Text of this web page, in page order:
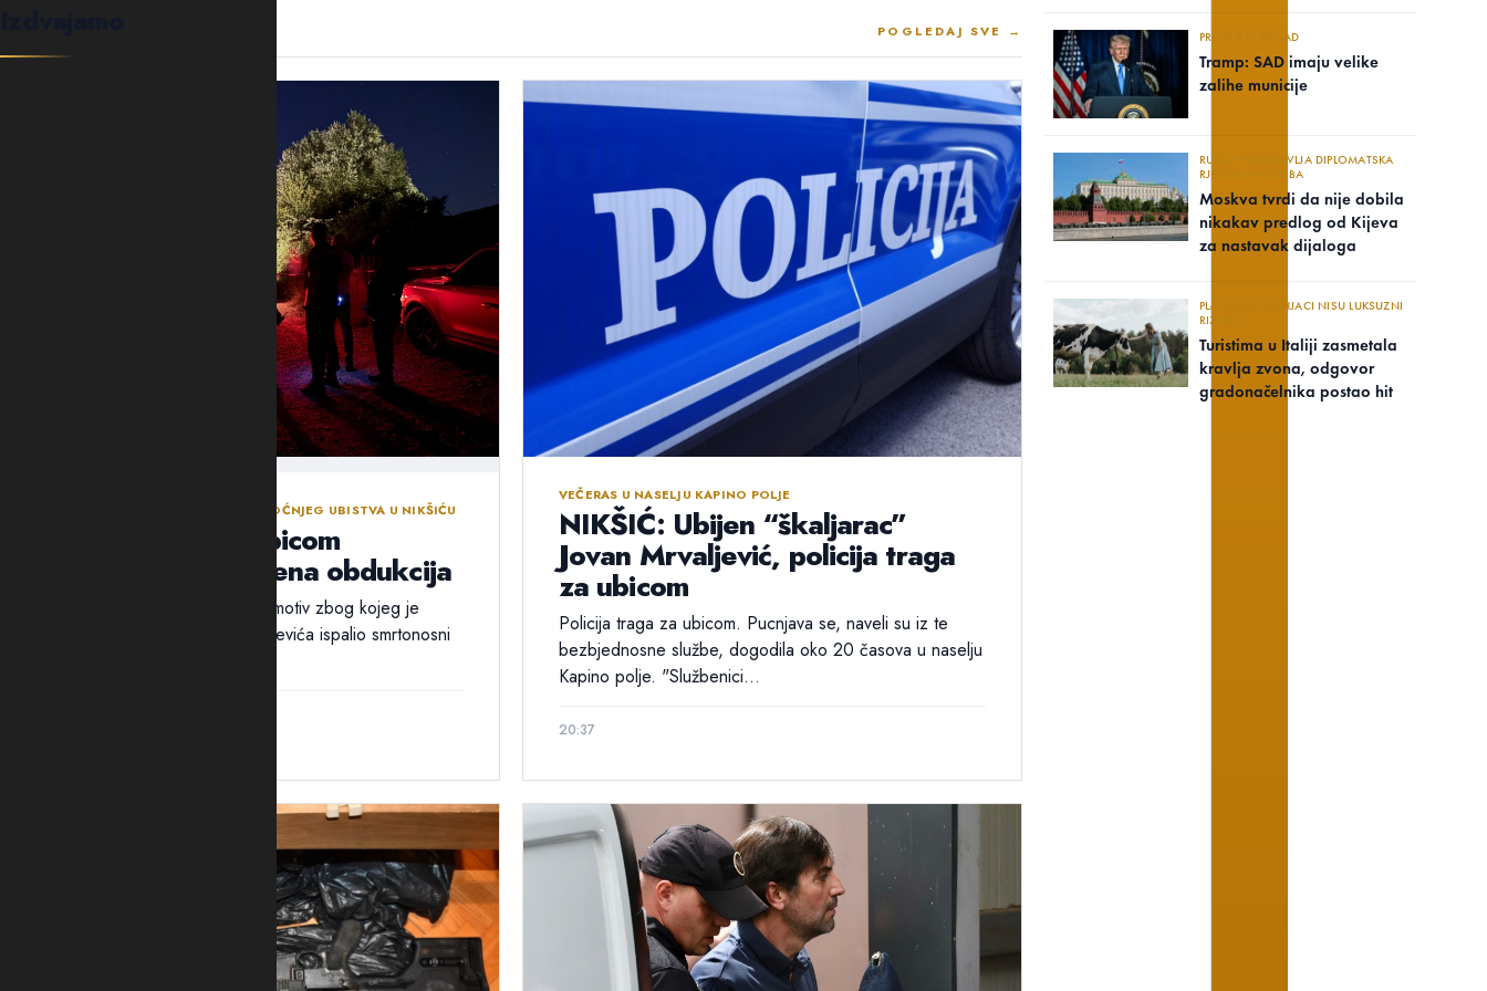
POGLEDAJ SVE →
NASTAVLJENA ISTRAGA NAKON SINOĆNJEG UBISTVA U NIKŠIĆU
Policija traga za ubicom
Mrvaljevića, naložena obdukcija
Ni nakon 18 sati nije utvrđen ni motiv zbog kojeg je
ubica, navodno, u potiljak Mrvaljevića ispalio smrtonosni
VEČERAS U NASELJU KAPINO POLJE
NIKŠIĆ: Ubijen “škaljarac”
Jovan Mrvaljević, policija traga
za ubicom
Policija traga za ubicom. Pucnjava se, naveli su iz te
bezbjednosne službe, dogodila oko 20 časova u naselju
Kapino polje. "Službenici...
20:37
PREDSJEDNIK SAD
Tramp: SAD imaju velike
zalihe municije
RUSIJA POZDRAVLJA DIPLOMATSKA
RJEŠENJA SUKOBA
Moskva tvrdi da nije dobila
nikakav predlog od Kijeva
za nastavak dijaloga
PLANINSKI PAŠNJACI NISU LUKSUZNI
RIZORTI
Turistima u Italiji zasmetala
kravlja zvona, odgovor
gradonačelnika postao hit